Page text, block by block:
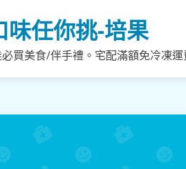
味任你挑-培果
買美食/伴手禮。宅配滿額免冷凍